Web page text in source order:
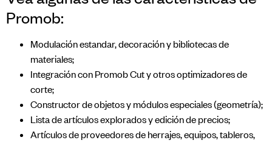
Promob:
Modulación estandar, decoración y bibliotecas de
materiales;
Integración con Promob Cut y otros optimizadores de
corte;
Constructor de objetos y módulos especiales (geometría);
Lista de artículos explorados y edición de precios;
Artículos de proveedores de herrajes, equipos, tableros,